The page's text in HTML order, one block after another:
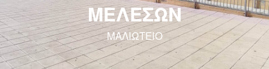
ΜΕΛΕΣΩΝ
ΜΑΛΙΩΤΕΙΟ